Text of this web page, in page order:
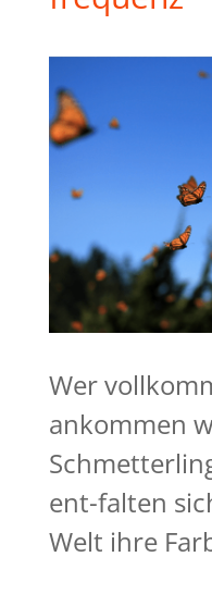
Wer
ankommen
ent-falten
Welt ihre